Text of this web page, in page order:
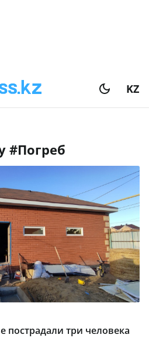
KZ
# погреб
пострадали три человека